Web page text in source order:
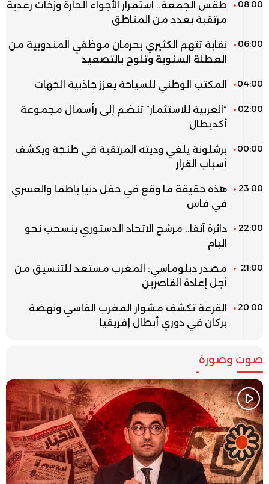
08:00
طقس الجمعة.. استمرار الأجواء الحارة وزخات رعدية
مرتقبة بعدد من المناطق
06:00
نقابة تتهم الكثيري بحرمان موظفي المندوبية من
العطلة السنوية وتلوح بالتصعيد
04:00 المكتب الوطني للسياحة يعزز جاذبية الجهات
02:00
“العربية للاستثمار” تنضم إلى رأسمال مجموعة
أكديطال
00:00
برشلونة يلغي وديته المرتقبة في طنجة ويكشف
أسباب القرار
23:00
هذه حقيقة ما وقع في حفل دنيا باطما والعسري
في فاس
22:00
دائرة آنفا.. مرشح الاتحاد الدستوري ينسحب نحو
البام
21:00
مصدر دبلوماسي: المغرب مستعد للتنسيق من
أجل إعادة القاصرين
20:00
القرعة تكشف مشوار المغرب الفاسي ونهضة
بركان في دوري أبطال إفريقيا
صوت وصورة